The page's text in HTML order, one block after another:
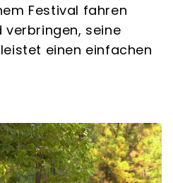
Festival fahren
seine
einen einfachen